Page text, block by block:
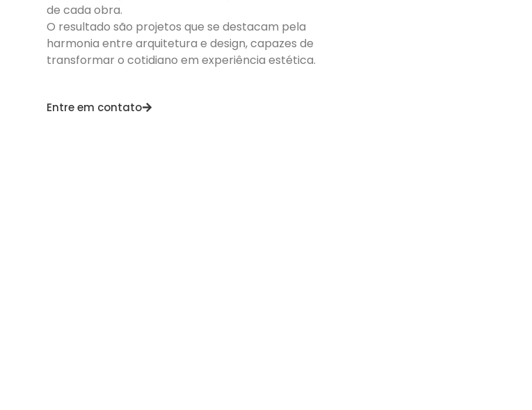
de cada obra.
O resultado são projetos que se destacam pela
harmonia entre arquitetura e design, capazes de
transformar o cotidiano em experiência estética.
Entre em contato